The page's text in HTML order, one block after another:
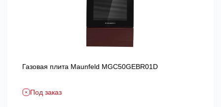
Газовая плита Maunfeld MGC50GEBR01D
Под заказ